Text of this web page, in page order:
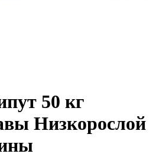
50 кг
Низкорослой